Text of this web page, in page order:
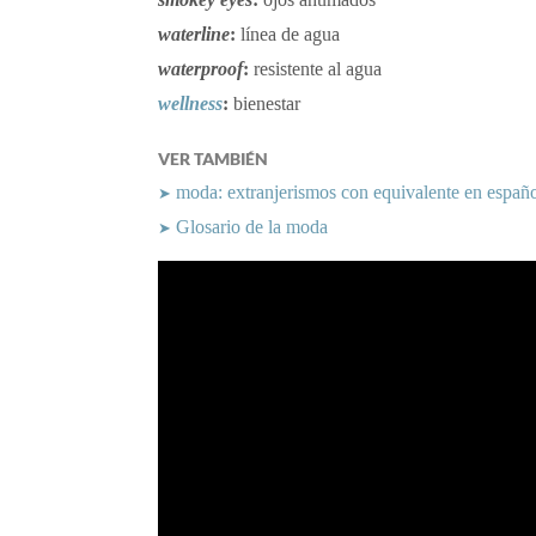
waterline: línea de agua
waterproof: resistente al agua
wellness: bienestar
VER TAMBIÉN
➤ moda: extranjerismos con equivalente en
➤ Glosario de la moda